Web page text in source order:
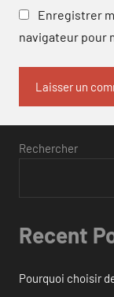
Enregistrer
navigateur pour
Rechercher
Recent
Pourquoi choisir